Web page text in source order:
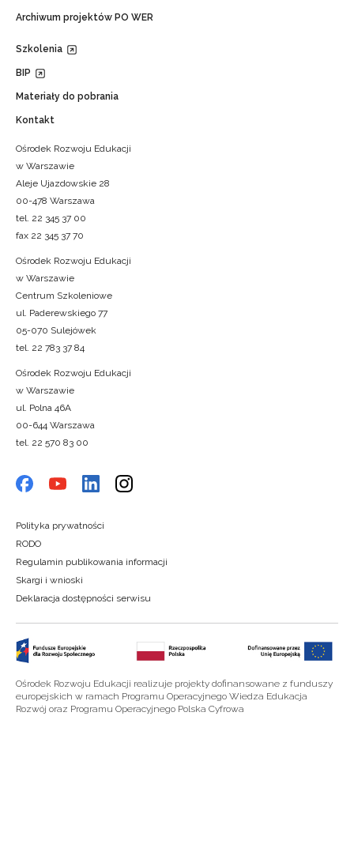
Archiwum projektów PO WER
Szkolenia
BIP
Materiały do pobrania
Kontakt
Ośrodek Rozwoju Edukacji
w Warszawie
Aleje Ujazdowskie 28
00-478 Warszawa
tel. 22 345 37 00
fax 22 345 37 70
Ośrodek Rozwoju Edukacji
w Warszawie
Centrum Szkoleniowe
ul. Paderewskiego 77
05-070 Sulejówek
tel. 22 783 37 84
Ośrodek Rozwoju Edukacji
w Warszawie
ul. Polna 46A
00-644 Warszawa
tel. 22 570 83 00
Polityka prywatności
RODO
Regulamin publikowania informacji
Skargi i wnioski
Deklaracja dostępności serwisu
Ośrodek Rozwoju Edukacji realizuje projekty dofinansowane z funduszy
europejskich w ramach Programu Operacyjnego Wiedza Edukacja
Rozwój oraz Programu Operacyjnego Polska Cyfrowa